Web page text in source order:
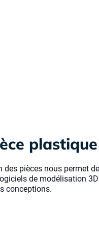
plastique
pièces nous permet
de modélisation
conceptions.